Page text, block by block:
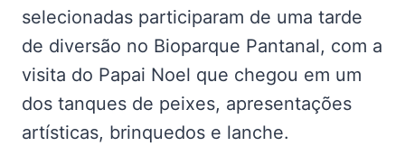
selecionadas participaram de uma tarde
de diversão no Bioparque Pantanal, com a
visita do Papai Noel que chegou em um
dos tanques de peixes, apresentações
artísticas, brinquedos e lanche.